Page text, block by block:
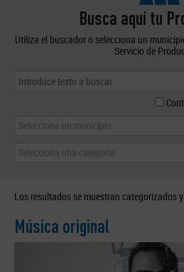
Busca aquí tu
Utiliza el buscador o selecciona un
Servicio de
Selecciona un municipio
Selecciona una categoría
Los resultados se muestran categorizados
Música original